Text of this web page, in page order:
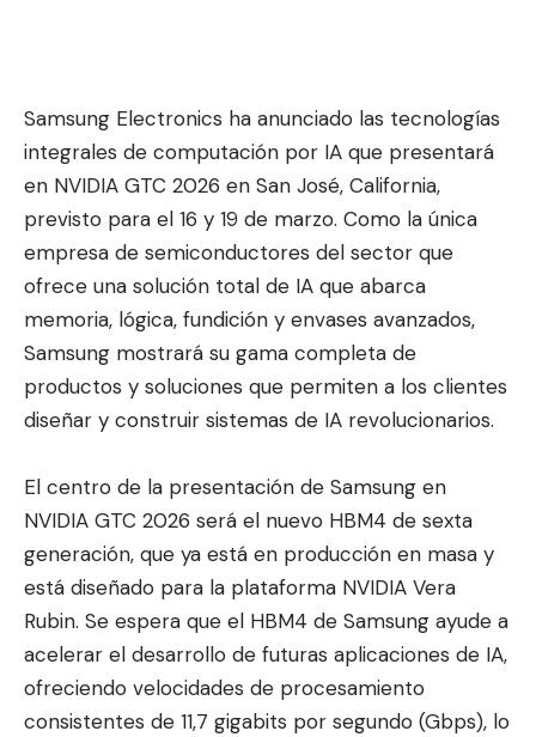
Samsung Electronics ha anunciado las tecnologías
integrales de computación por IA que presentará
en NVIDIA GTC 2026 en San José, California,
previsto para el 16 y 19 de marzo. Como la única
empresa de semiconductores del sector que
ofrece una solución total de IA que abarca
memoria, lógica, fundición y envases avanzados,
Samsung mostrará su gama completa de
productos y soluciones que permiten a los clientes
diseñar y construir sistemas de IA revolucionarios.
El centro de la presentación de Samsung en
NVIDIA GTC 2026 será el nuevo HBM4 de sexta
generación, que ya está en producción en masa y
está diseñado para la plataforma NVIDIA Vera
Rubin. Se espera que el HBM4 de Samsung ayude a
acelerar el desarrollo de futuras aplicaciones de IA,
ofreciendo velocidades de procesamiento
consistentes de 11,7 gigabits por segundo (Gbps), lo